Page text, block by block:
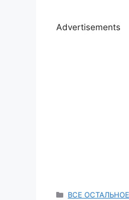
Advertisements
Categories
ВСЕ ОСТАЛЬНОЕ